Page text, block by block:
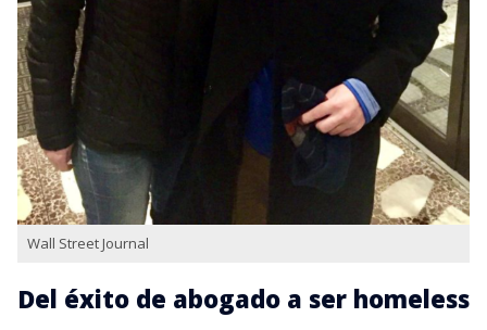
Wall Street Journal
Del éxito de abogado a ser homeless